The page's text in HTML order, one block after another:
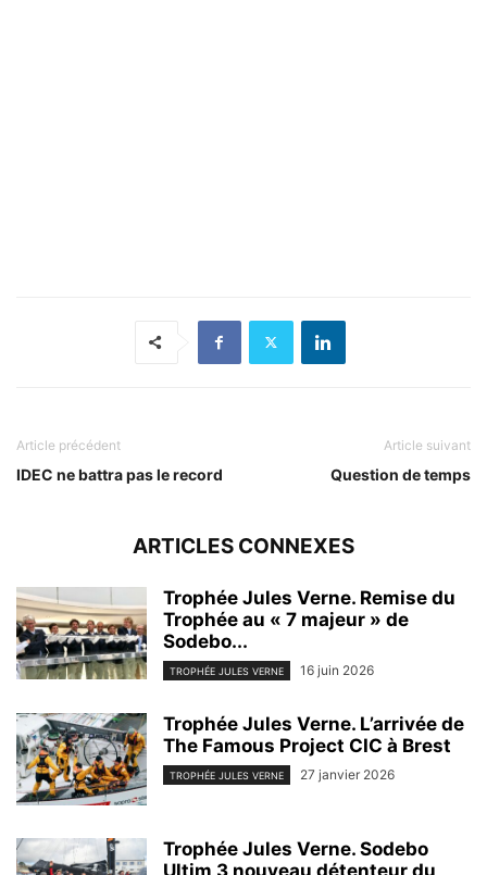
Article précédent
IDEC ne battra pas le record
Article suivant
Question de temps
ARTICLES CONNEXES
Trophée Jules Verne. Remise du
Trophée au « 7 majeur » de
Sodebo...
TROPHÉE JULES VERNE 16 juin 2026
Trophée Jules Verne. L’arrivée de
The Famous Project CIC à Brest
TROPHÉE JULES VERNE 27 janvier 2026
Trophée Jules Verne. Sodebo
Ultim 3 nouveau détenteur du